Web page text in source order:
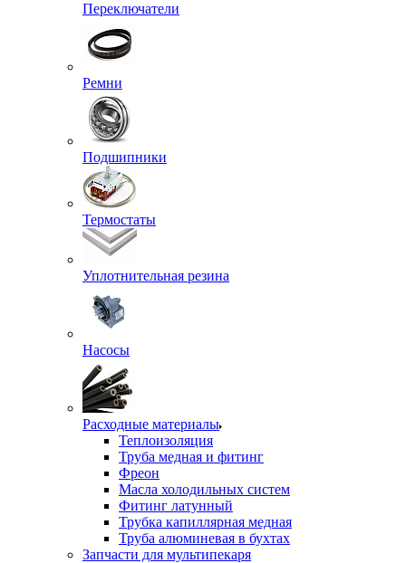
Переключатели
Ремни
Подшипники
Термостаты
Уплотнительная резина
Насосы
Расходные материалы
Теплоизоляция
Труба медная и фитинг
Фреон
Масла холодильных систем
Фитинг латунный
Трубка капиллярная медная
Труба алюминевая в бухтах
Запчасти для мультипекаря